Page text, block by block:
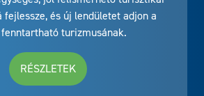
fejlessze, és új lendületet adjon a
fenntartható turizmusának.
RÉSZLETEK